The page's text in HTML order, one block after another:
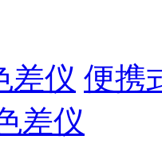
差仪 便携
差仪